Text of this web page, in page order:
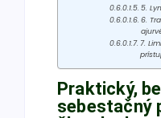
5.
6.
7.
Praktický,
sebestačný